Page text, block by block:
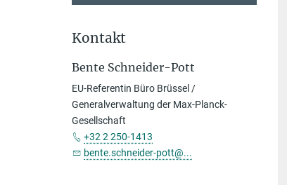
Kontakt
Bente Schneider-Pott
EU-Referentin Büro Brüssel /
Generalverwaltung der Max-Planck-
Gesellschaft
+32 2 250-1413
bente.schneider-pott@...